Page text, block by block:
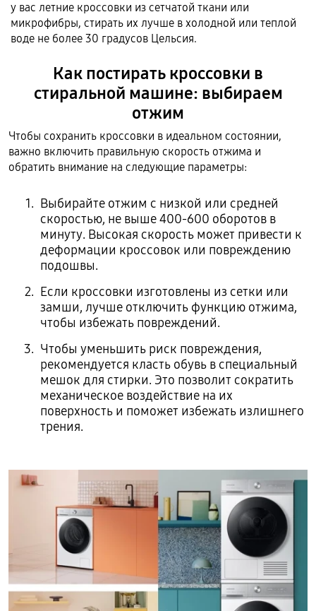
у вас летние кроссовки из сетчатой ткани или
микрофибры, стирать их лучше в холодной или теплой
воде не более 30 градусов Цельсия.
Как постирать кроссовки в
стиральной машине: выбираем
отжим
Чтобы сохранить кроссовки в идеальном состоянии,
важно включить правильную скорость отжима и
обратить внимание на следующие параметры:
Выбирайте отжим с низкой или средней
скоростью, не выше 400-600 оборотов в
минуту. Высокая скорость может привести к
деформации кроссовок или повреждению
подошвы.
Если кроссовки изготовлены из сетки или
замши, лучше отключить функцию отжима,
чтобы избежать повреждений.
Чтобы уменьшить риск повреждения,
рекомендуется класть обувь в специальный
мешок для стирки. Это позволит сократить
механическое воздействие на их
поверхность и поможет избежать излишнего
трения.